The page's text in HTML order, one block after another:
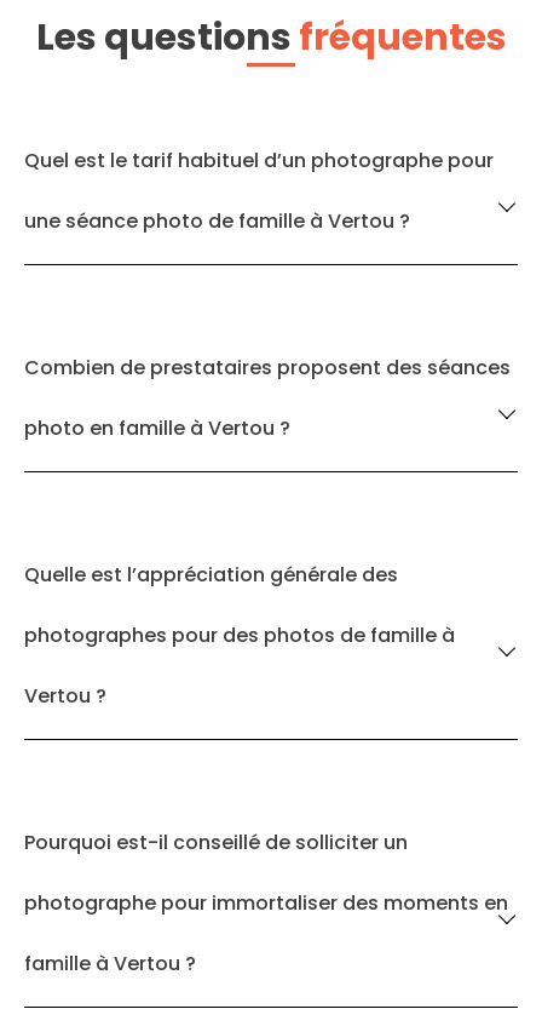
Les questionsfréquentes
Quel est le tarif habituel d’un photographe pour
une séance photo de famille à Vertou ?
Combien de prestataires proposent des séances
photo en famille à Vertou ?
Quelle est l’appréciation générale des
photographes pour des photos de famille à
Vertou ?
Pourquoi est-il conseillé de solliciter un
photographe pour immortaliser des moments en
famille à Vertou ?